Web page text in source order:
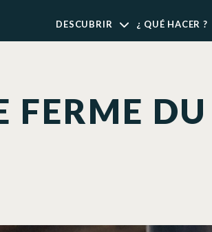
DESCUBRIR ¿ QUÉ HACER ?
FERME